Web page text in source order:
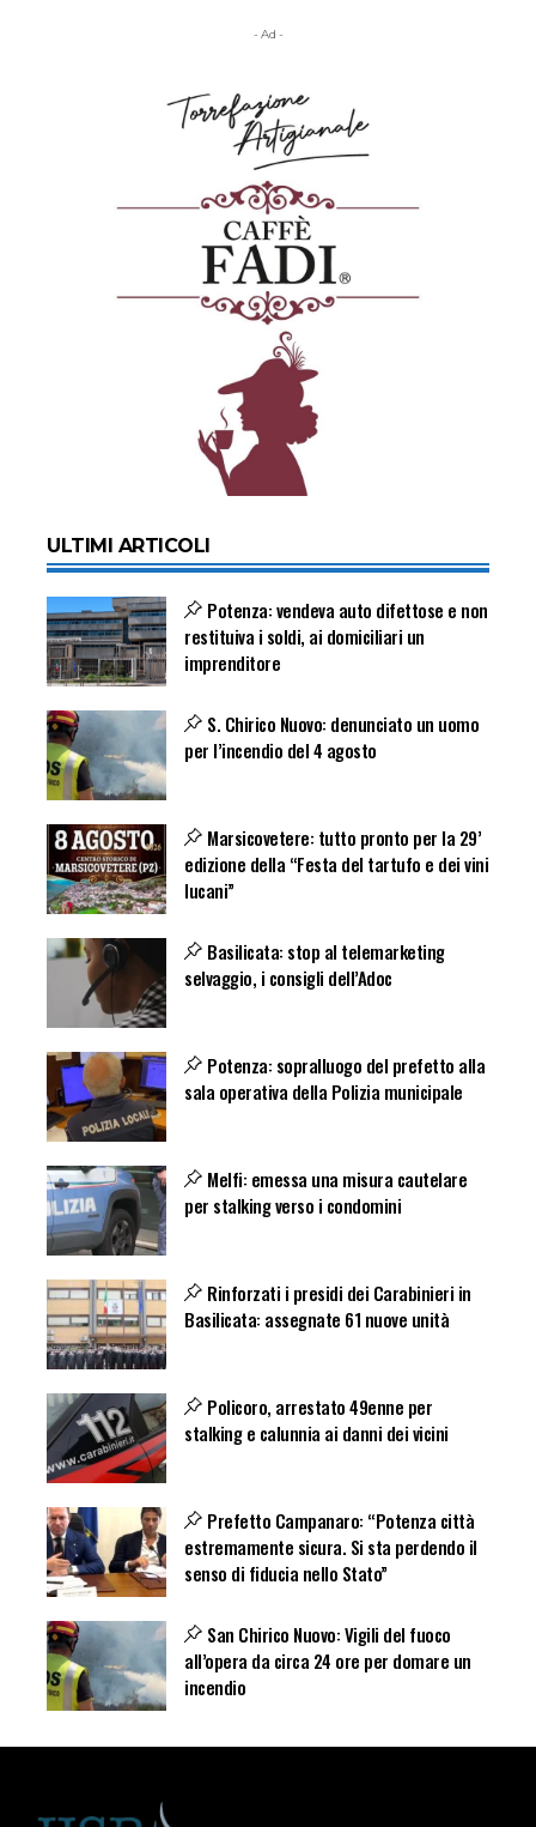
- Ad -
ULTIMI ARTICOLI
Potenza: vendeva auto difettose e non
restituiva i soldi, ai domiciliari un
imprenditore
S. Chirico Nuovo: denunciato un uomo
per l’incendio del 4 agosto
Marsicovetere: tutto pronto per la 29’
edizione della “Festa del tartufo e dei vini
lucani”
Basilicata: stop al telemarketing
selvaggio, i consigli dell’Adoc
Potenza: sopralluogo del prefetto alla
sala operativa della Polizia municipale
Melfi: emessa una misura cautelare
per stalking verso i condomini
Rinforzati i presidi dei Carabinieri in
Basilicata: assegnate 61 nuove unità
Policoro, arrestato 49enne per
stalking e calunnia ai danni dei vicini
Prefetto Campanaro: “Potenza città
estremamente sicura. Si sta perdendo il
senso di fiducia nello Stato”
San Chirico Nuovo: Vigili del fuoco
all’opera da circa 24 ore per domare un
incendio